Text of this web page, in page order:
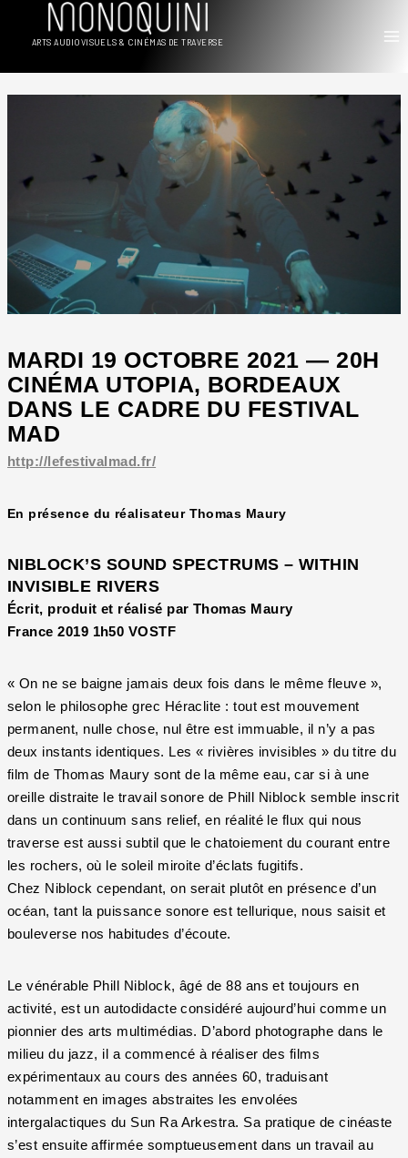
ARTS AUDIOVISUELS & CINÉMAS DE TRAVERSE
MARDI 19 OCTOBRE 2021 — 20H
CINÉMA UTOPIA, BORDEAUX
DANS LE CADRE DU FESTIVAL
MAD
http://lefestivalmad.fr/
En présence du réalisateur Thomas Maury
NIBLOCK’S SOUND SPECTRUMS – WITHIN
INVISIBLE RIVERS
Écrit, produit et réalisé par Thomas Maury
France 2019 1h50 VOSTF
« On ne se baigne jamais deux fois dans le même fleuve »,
selon le philosophe grec Héraclite : tout est mouvement
permanent, nulle chose, nul être est immuable, il n’y a pas
deux instants identiques. Les « rivières invisibles » du titre du
film de Thomas Maury sont de la même eau, car si à une
oreille distraite le travail sonore de Phill Niblock semble inscrit
dans un continuum sans relief, en réalité le flux qui nous
traverse est aussi subtil que le chatoiement du courant entre
les rochers, où le soleil miroite d’éclats fugitifs.
Chez Niblock cependant, on serait plutôt en présence d’un
océan, tant la puissance sonore est tellurique, nous saisit et
bouleverse nos habitudes d’écoute.
Le vénérable Phill Niblock, âgé de 88 ans et toujours en
activité, est un autodidacte considéré aujourd’hui comme un
pionnier des arts multimédias. D’abord photographe dans le
milieu du jazz, il a commencé à réaliser des films
expérimentaux au cours des années 60, traduisant
notamment en images abstraites les envolées
intergalactiques du Sun Ra Arkestra. Sa pratique de cinéaste
s’est ensuite affirmée somptueusement dans un travail au